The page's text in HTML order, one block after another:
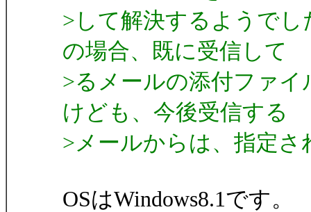
>して解決するようで
の場合、既に受信して
>るメールの添付ファ
けども、今後受信する
>メールからは、指定
OSはWindows8.1です。